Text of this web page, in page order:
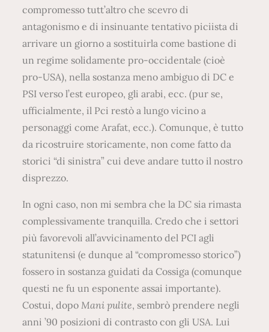
compromesso tutt’altro che scevro di
antagonismo e di insinuante tentativo piciista di
arrivare un giorno a sostituirla come bastione di
un regime solidamente pro-occidentale (cioè
pro-USA), nella sostanza meno ambiguo di DC e
PSI verso l’est europeo, gli arabi, ecc. (pur se,
ufficialmente, il Pci restò a lungo vicino a
personaggi come Arafat, ecc.). Comunque, è tutto
da ricostruire storicamente, non come fatto da
storici “di sinistra” cui deve andare tutto il nostro
disprezzo.
In ogni caso, non mi sembra che la DC sia rimasta
complessivamente tranquilla. Credo che i settori
più favorevoli all’avvicinamento del PCI agli
statunitensi (e dunque al “compromesso storico”)
fossero in sostanza guidati da Cossiga (comunque
questi ne fu un esponente assai importante).
Costui, dopoMani pulite, sembrò prendere negli
anni ’90 posizioni di contrasto con gli USA. Lui